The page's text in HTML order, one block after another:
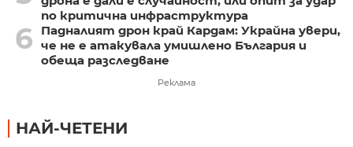
по критична инфраструктура
6
Падналият дрон край Кардам: Украйна увери,
че не е атакувала умишлено България и
обеща разследване
Реклама
НАЙ-ЧЕТЕНИ